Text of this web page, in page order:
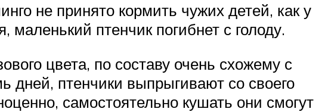
не принято кормить чужих детей, как у
маленький птенчик погибнет с голоду.
цвета, по составу очень схожему с
птенчики выпрыгивают со своего
самостоятельно кушать они смогут